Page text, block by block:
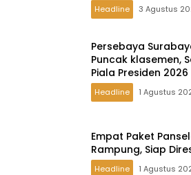
Headline 3 Agustus
Persebaya
Puncak klasemen,
Piala Presiden 2026
Headline 1 Agustus
Empat Paket
Rampung, Siap
Headline 1 Agustus